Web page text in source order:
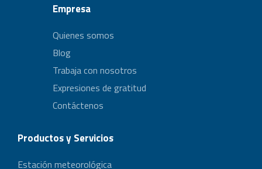
Empresa
Quienes somos
Blog
Trabaja con nosotros
Expresiones de gratitud
Contáctenos
Productos y Servicios
Estación meteorológica